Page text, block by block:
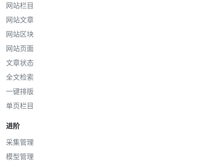
网站栏目
网站文章
网站区块
网站页面
文章状态
全文检索
一键排版
单页栏目
进阶
采集管理
模型管理